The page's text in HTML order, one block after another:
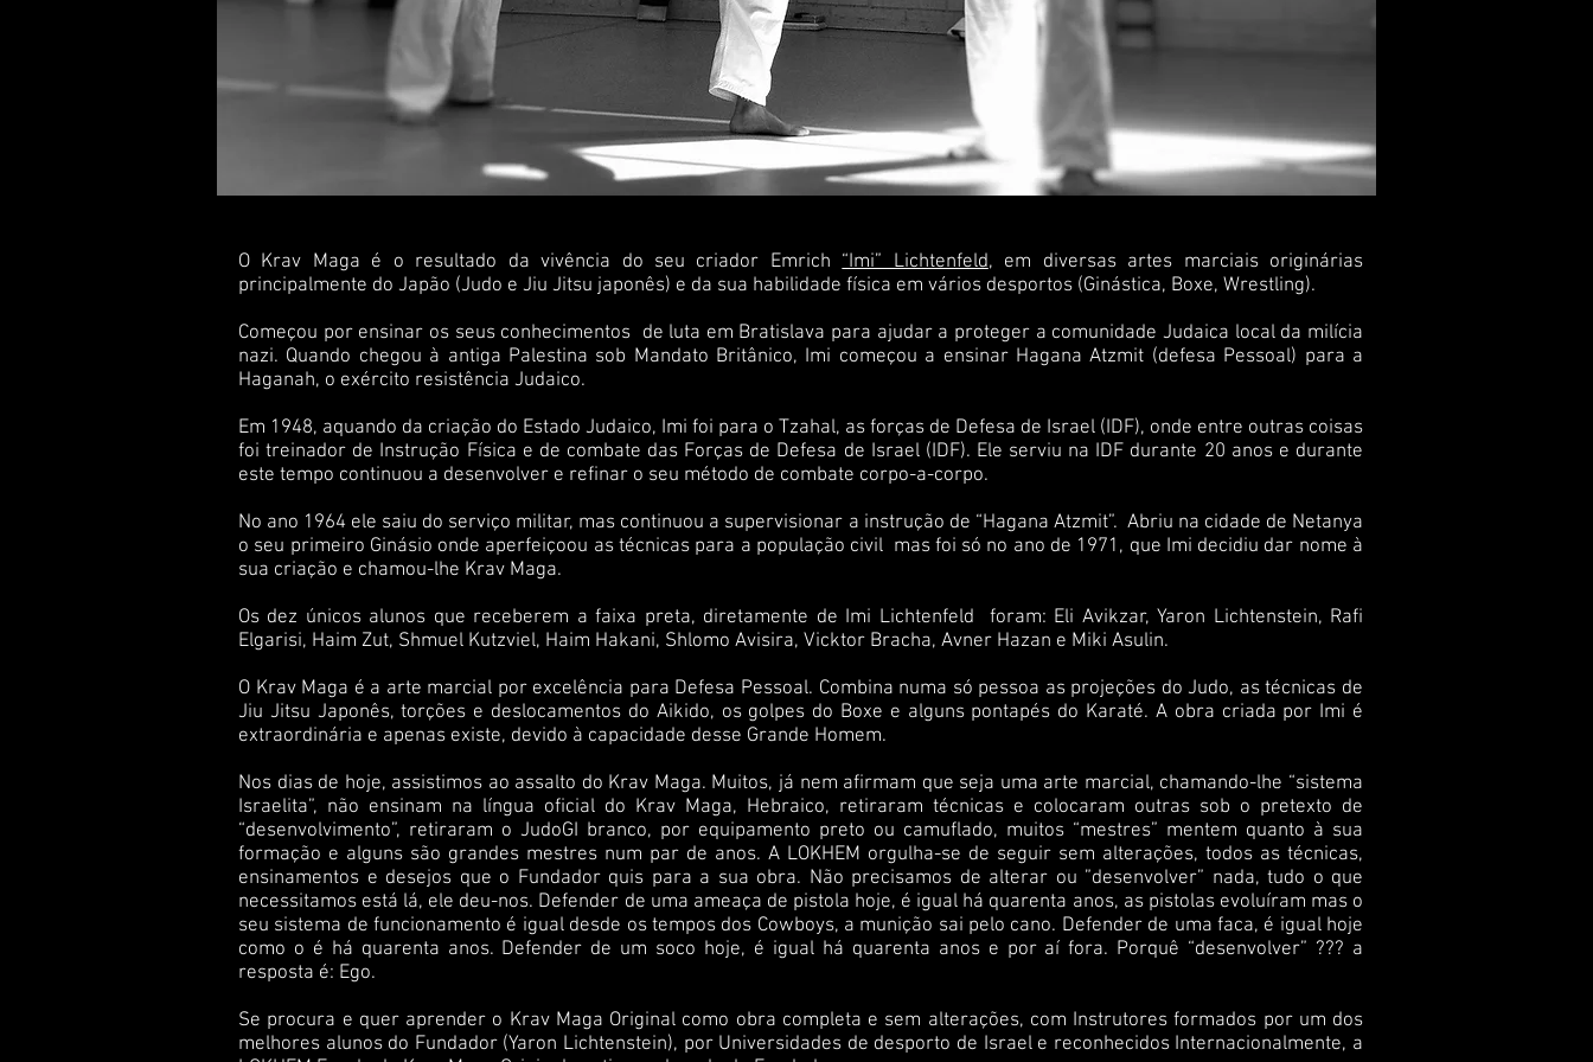
O Krav Maga é o resultado da vivência do seu criador Emrich“Imi” Lichtenfeld, em diversas artes marciais originárias
principalmente do Japão (Judo e Jiu Jitsu japonês) e da sua habilidade física em vários desportos (Ginástica, Boxe, Wrestling).
Começou por ensinar os seus conhecimentos de luta em Bratislava para ajudar a proteger a comunidade Judaica local da milícia
nazi. Quando chegou à antiga Palestina sob Mandato Britânico, Imi começou a ensinar Hagana Atzmit (defesa Pessoal) para a
Haganah, o exército resistência Judaico.
Em 1948, aquando da criação do Estado Judaico, Imi foi para o Tzahal, as forças de Defesa de Israel (IDF), onde entre outras coisas
foi treinador de Instrução Física e de combate das Forças de Defesa de Israel (IDF). Ele serviu na IDF durante 20 anos e durante
este tempo continuou a desenvolver e refinar o seu método de combate corpo-a-corpo.
No ano 1964 ele saiu do serviço militar, mas continuou a supervisionar a instrução de “Hagana Atzmit”. Abriu na cidade de Netanya
o seu primeiro Ginásio onde aperfeiçoou as técnicas para a população civil mas foi só no ano de 1971, que Imi decidiu dar nome à
sua criação e chamou-lhe Krav Maga.
Os dez únicos alunos que receberem a faixa preta, diretamente de Imi Lichtenfeld foram: Eli Avikzar, Yaron Lichtenstein, Rafi
Elgarisi, Haim Zut, Shmuel Kutzviel, Haim Hakani, Shlomo Avisira, Vicktor Bracha, Avner Hazan e Miki Asulin.
O Krav Maga é a arte marcial por excelência para Defesa Pessoal. Combina numa só pessoa as projeções do Judo, as técnicas de
Jiu Jitsu Japonês, torções e deslocamentos do Aikido, os golpes do Boxe e alguns pontapés do Karaté. A obra criada por Imi é
extraordinária e apenas existe, devido à capacidade desse Grande Homem.
Nos dias de hoje, assistimos ao assalto do Krav Maga. Muitos, já nem afirmam que seja uma arte marcial, chamando-lhe “sistema
Israelita”, não ensinam na língua oficial do Krav Maga, Hebraico, retiraram técnicas e colocaram outras sob o pretexto de
“desenvolvimento”, retiraram o JudoGI branco, por equipamento preto ou camuflado, muitos “mestres” mentem quanto à sua
formação e alguns são grandes mestres num par de anos. A LOKHEM orgulha-se de seguir sem alterações, todos as técnicas,
ensinamentos e desejos que o Fundador quis para a sua obra. Não precisamos de alterar ou ”desenvolver” nada, tudo o que
necessitamos está lá, ele deu-nos. Defender de uma ameaça de pistola hoje, é igual há quarenta anos, as pistolas evoluíram mas o
seu sistema de funcionamento é igual desde os tempos dos Cowboys, a munição sai pelo cano. Defender de uma faca, é igual hoje
como o é há quarenta anos. Defender de um soco hoje, é igual há quarenta anos e por aí fora. Porquê “desenvolver” ??? a
resposta é: Ego.
Se procura e quer aprender o Krav Maga Original como obra completa e sem alterações, com Instrutores formados por um dos
melhores alunos do Fundador (Yaron Lichtenstein), por Universidades de desporto de Israel e reconhecidos Internacionalmente, a